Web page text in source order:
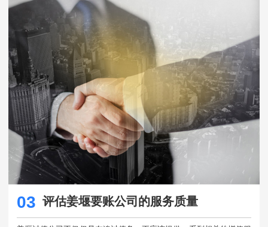
03 评估姜堰要账公司的服务质量